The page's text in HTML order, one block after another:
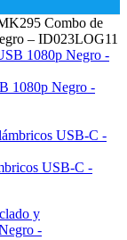
Combo de
– ID023LOG11
1080p Negro -
USB-C -